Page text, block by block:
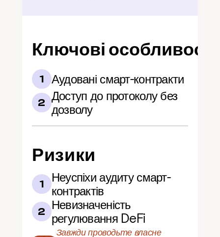
Ключові особливості
1 Аудовані смарт-контракти
2 Доступ до протоколу без
дозволу
Ризики
1
Неуспіхи аудиту смарт-
контрактів
2
Невизначеність
регулювання DeFi
Завжди проводьте власне